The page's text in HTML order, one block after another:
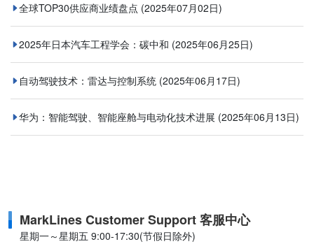
全球TOP30供应商业绩盘点 (2025年07月02日)
2025年日本汽车工程学会：碳中和 (2025年06月25日)
自动驾驶技术：雷达与控制系统 (2025年06月17日)
华为：智能驾驶、智能座舱与电动化技术进展 (2025年06月13日)
MarkLines Customer Support 客服中心
星期一～星期五 9:00-17:30(节假日除外)